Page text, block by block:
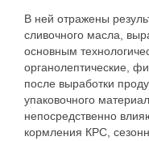
В ней отражены
сливочного масла,
основным
органолептические,
после выработки
упаковочного
непосредственно
кормления КРС,